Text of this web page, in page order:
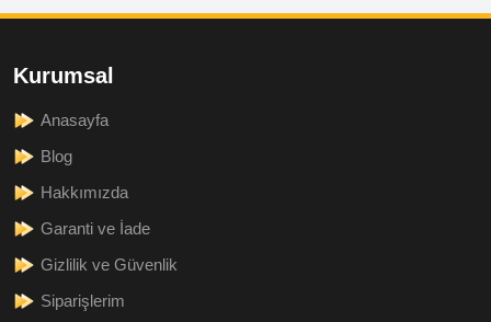
Kurumsal
Anasayfa
Blog
Hakkımızda
Garanti ve İade
Gizlilik ve Güvenlik
Siparişlerim